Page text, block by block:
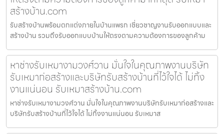
สร้างบ้าน.com
รับสร้างบ้านพร้อมตกแต่งภายในบ้านแพรก เชี่ยวชาญงานรับออกแบบและ
สร้างบ้าน รวมถึงรับออกแบบบ้านให้ตรงตามความต้องการของลูกค้าม
หาช่างรับเหมางามวงศ์วาน มั่นใจในคุณภาพงานบริษัท
รับเหมาก่อสร้างและบริษัทรับสร้างบ้านที่ไว้ใจได้ ไม่ทิ้ง
งานแน่นอน รับเหมาสร้างบ้าน.com
หาช่างรับเหมางามวงศ์วาน มั่นใจในคุณภาพงานบริษัทรับเหมาก่อสร้างและ
บริษัทรับสร้างบ้านที่ไว้ใจได้ ไม่ทิ้งงานแน่นอน รับเหมาส